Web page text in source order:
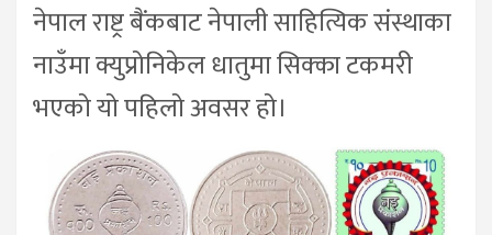
नेपाल राष्ट्र बैंकबाट नेपाली साहित्यिक संस्थाका
नाउँमा क्युप्रोनिकेल धातुमा सिक्का टकमरी
भएको यो पहिलो अवसर हो।